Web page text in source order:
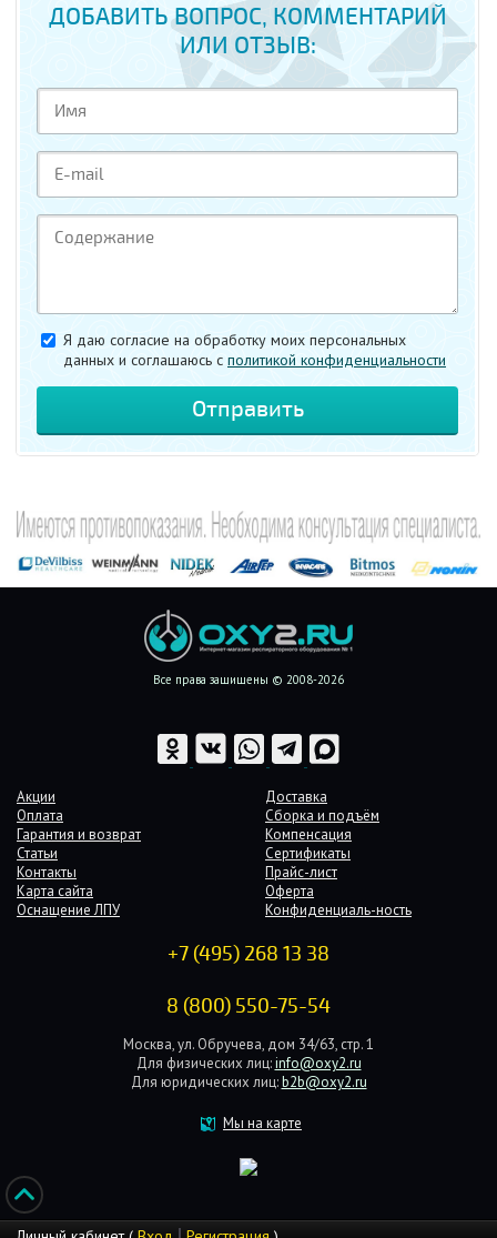
ДОБАВИТЬ ВОПРОС, КОММЕНТАРИЙ
ИЛИ ОТЗЫВ:
Я даю согласие на обработку моих персональных
данных и соглашаюсь c политикой конфиденциальности
Все права защищены © 2008-2026
Акции
Доставка
Оплата
Сборка и подъём
Гарантия и возврат
Компенсация
Статьи
Сертификаты
Контакты
Прайс-лист
Карта сайта
Оферта
Оснащение ЛПУ
Конфиденциаль-ность
+7 (495) 268 13 38
8 (800) 550-75-54
Москва, ул. Обручева, дом 34/63, стр. 1
Для физических лиц: info@oxy2.ru
Для юридических лиц: b2b@oxy2.ru
Мы на карте